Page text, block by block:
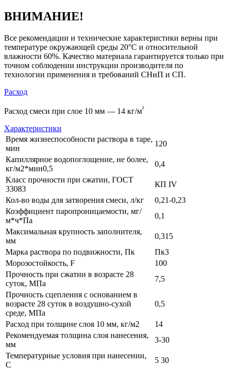
ВНИМАНИЕ!
Все рекомендации и технические характеристики верны при
температуре окружающей среды 20°С и относительной
влажности 60%. Качество материала гарантируется только при
точном соблюдении инструкции производителя по
технологии применения и требований СНиП и СП.
Расход
Расход смеси при слое 10 мм — 14 кг/м²
Характеристики
Время жизнеспособности раствора в таре,
мин
120
Капиллярное водопоглощение, не более,
кг/м2*мин0,5
0,4
Класс прочности при сжатии, ГОСТ
33083
КП IV
Кол-во воды для затворения смеси, л/кг
0,21-0,23
Коэффициент паропроницаемости, мг/
м*ч*Па
0,1
Максимальная крупность заполнителя,
мм
0,315
Марка раствора по подвижности, Пк
Пк3
Морозостойкость, F
100
Прочность при сжатии в возрасте 28
суток, МПа
7,5
Прочность сцепления с основанием в
возрасте 28 суток в воздушно-сухой
среде, МПа
0,5
Расход при толщине слоя 10 мм, кг/м2
14
Рекомендуемая толщина слоя нанесения,
мм
3-30
Температурные условия при нанесении,
С
5 30